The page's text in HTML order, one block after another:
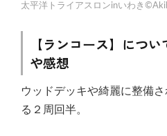
太平洋トライアスロンinいわき
【ランコース】につ
や感想
ウッドデッキや綺麗に整備
る２周回半。